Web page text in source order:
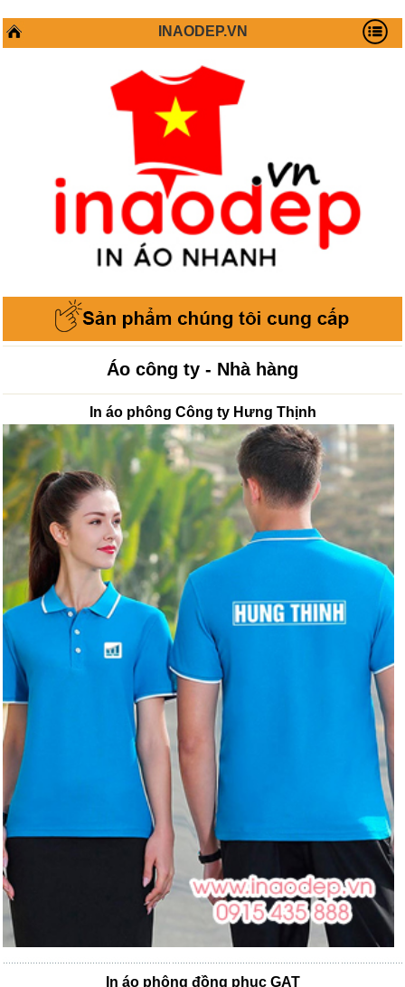
INAODEP.VN
Áo công ty - Nhà hàng
In áo phông Công ty Hưng Thịnh
In áo phông đồng phục GAT